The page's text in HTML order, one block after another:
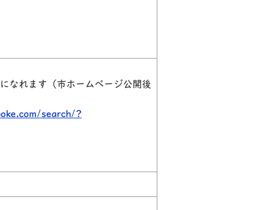
なれます（市ホームページ公開後
search/?